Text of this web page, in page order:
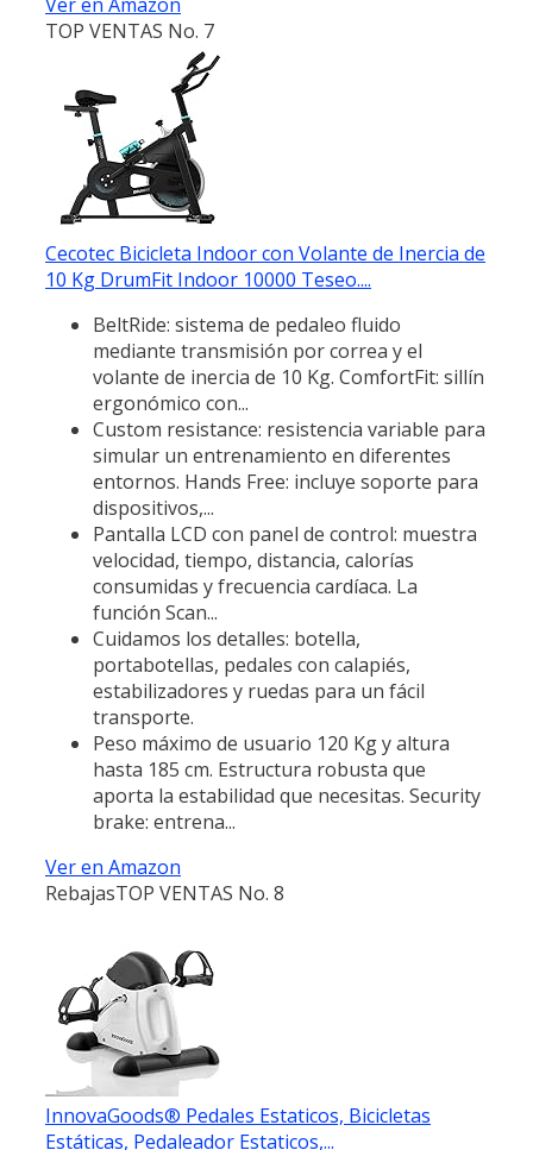
TOP VENTAS No. 7
Cecotec Bicicleta Indoor con Volante de Inercia de
10 Kg DrumFit Indoor 10000 Teseo....
BeltRide: sistema de pedaleo fluido
mediante transmisión por correa y el
volante de inercia de 10 Kg. ComfortFit: sillín
ergonómico con...
Custom resistance: resistencia variable para
simular un entrenamiento en diferentes
entornos. Hands Free: incluye soporte para
dispositivos,...
Pantalla LCD con panel de control: muestra
velocidad, tiempo, distancia, calorías
consumidas y frecuencia cardíaca. La
función Scan...
Cuidamos los detalles: botella,
portabotellas, pedales con calapiés,
estabilizadores y ruedas para un fácil
transporte.
Peso máximo de usuario 120 Kg y altura
hasta 185 cm. Estructura robusta que
aporta la estabilidad que necesitas. Security
brake: entrena...
Ver en Amazon
RebajasTOP VENTAS No. 8
InnovaGoods® Pedales Estaticos, Bicicletas
Estáticas, Pedaleador Estaticos,...